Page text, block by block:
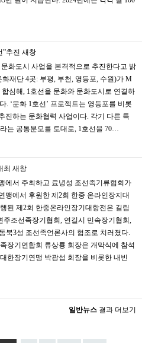
”추진 새창
화도시 사업을 본격적으로 추진한다고 밝
재단 4곳: 부평, 부천, 영등포, 수원)가 M
심해, 1호선을 문화와 문화도시로 연결하
. ‘문화 1호선’ 프로젝트는 영등포를 비롯
진하는 문화협력 사업이다. 각기 다른 특
는 공통분모를 토대로, 1호선을 70…
최 새창
에서 주최하고 료녕성 조선족기류협회가
맹에서 후원한 제2회 한중 온라인장지대
된 제2회 한중온라인장기대항전은 길림
조선족장기협회, 연길시 민속장기협회,
북3성 조선족언론사의 협조로 치러졌다.
장기연합회 류상룡 회장은 개막식에 참석
한장기연맹 박광섭 회장을 비롯한 내빈
일반뉴스 결과 더보기